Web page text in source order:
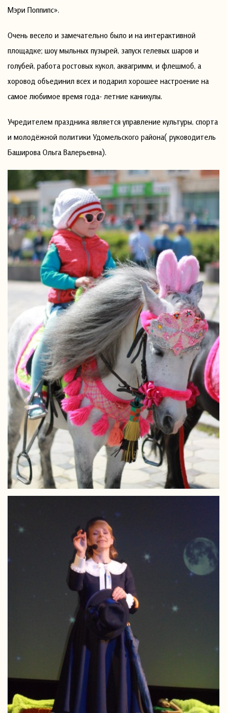
Мэри Поппипс».
Очень весело и замечательно было и на интерактивной
площадке; шоу мыльных пузырей, запуск гелевых шаров и
голубей, работа ростовых кукол, аквагримм, и флешмоб, а
хоровод объединил всех и подарил хорошее настроение на
самое любимое время года- летние каникулы.
Учредителем праздника является управление культуры, спорта
и молодёжной политики Удомельского района( руководитель
Баширова Ольга Валерьевна).